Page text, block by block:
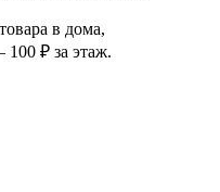
в дома,
₽ за этаж.